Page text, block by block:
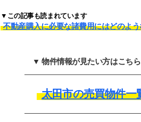
▼この記事も読まれています
不動産購入に必要な諸費用にはどのよ
▼ 物件情報が見たい方はこち
太田市の売買物件一